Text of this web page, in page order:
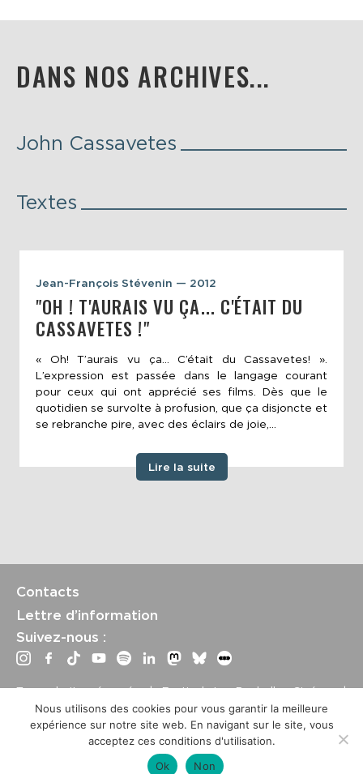
DANS NOS ARCHIVES...
John Cassavetes
Textes
Jean-François Stévenin — 2012
"OH ! T'AURAIS VU ÇA... C'ÉTAIT DU
CASSAVETES !"
« Oh! T’aurais vu ça… C’était du Cassavetes! ».
L’expression est passée dans le langage courant
pour ceux qui ont apprécié ses films. Dès que le
quotidien se survolte à profusion, que ça disjoncte et
se rebranche pire, avec des éclairs de joie,...
Lire la suite
Contacts
Lettre d’information
Suivez-nous :
Tous droits réservés | Festival La Rochelle Cinéma |
International Film Festival – Mentions légales –Conditions
générales de vente
Crédits site : Marine Breton, design ;Etienne Delcambre,
développement et mise à jour
Nous utilisons des cookies pour vous garantir la meilleure
expérience sur notre site web. En navigant sur le site, vous
acceptez ces conditions d'utilisation.
Ok
Non